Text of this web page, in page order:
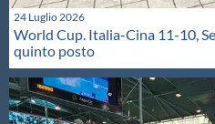
24 Luglio 2026
World Cup. Italia-Cina 11-10,
quinto posto